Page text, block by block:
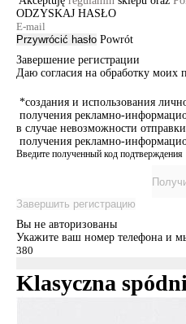
ODZYSKAJ HASŁO
Przywrócić hasło Powrót
Завершение регистрации
Даю согласия на обработку моих
*создания и использования
получения рекламно-
в случае невозможности
получения рекламно-
Введите полученный код подтверждения
Завершить регистрацию
Вы не авторизованы
Укажите ваш номер телефона и
Klasyczna